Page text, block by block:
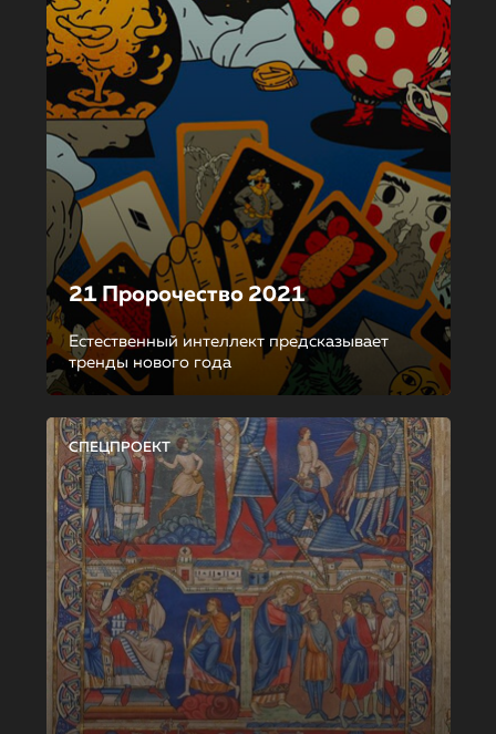
21 Пророчество 2021
Естественный интеллект предсказывает
тренды нового года
СПЕЦПРОЕКТ